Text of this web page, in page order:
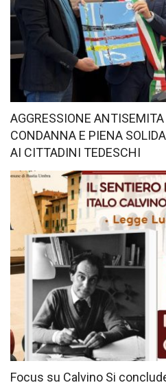
AGGRESSIONE
CONDANNA E PIENA
AI CITTADINI TEDESCHI
Focus su Calvino Si